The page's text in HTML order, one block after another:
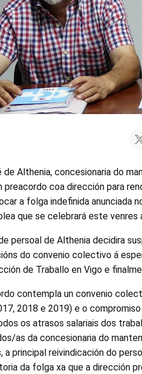
de Althenia, concesionaria do
preacordo coa dirección para
a folga indefinida anunciada
que se celebrará este venres
persoal de Althenia decidira
do convenio colectivo á
de Traballo en Vigo e
contempla un convenio
2018 e 2019) e o
os atrasos salariais dos
as da concesionaria do
a principal reivindicación do
da folga xa que a dirección